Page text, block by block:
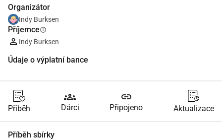
Organizátor
Indy Burksen
Příjemceinfo
Indy Burksen
Údaje o výplatní bance
Příběh
groups
Dárci
link
Připojeno Aktualizace
Příběh sbírky